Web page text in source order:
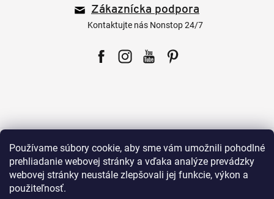
Používame súbory cookie, aby sme vám umožnili pohodlné
prehliadanie webovej stránky a vďaka analýze prevádzky
webovej stránky neustále zlepšovali jej funkcie, výkon a
použiteľnosť.
Zákaznícka podpora
Kontaktujte nás Nonstop 24/7
Pre zákazníkov